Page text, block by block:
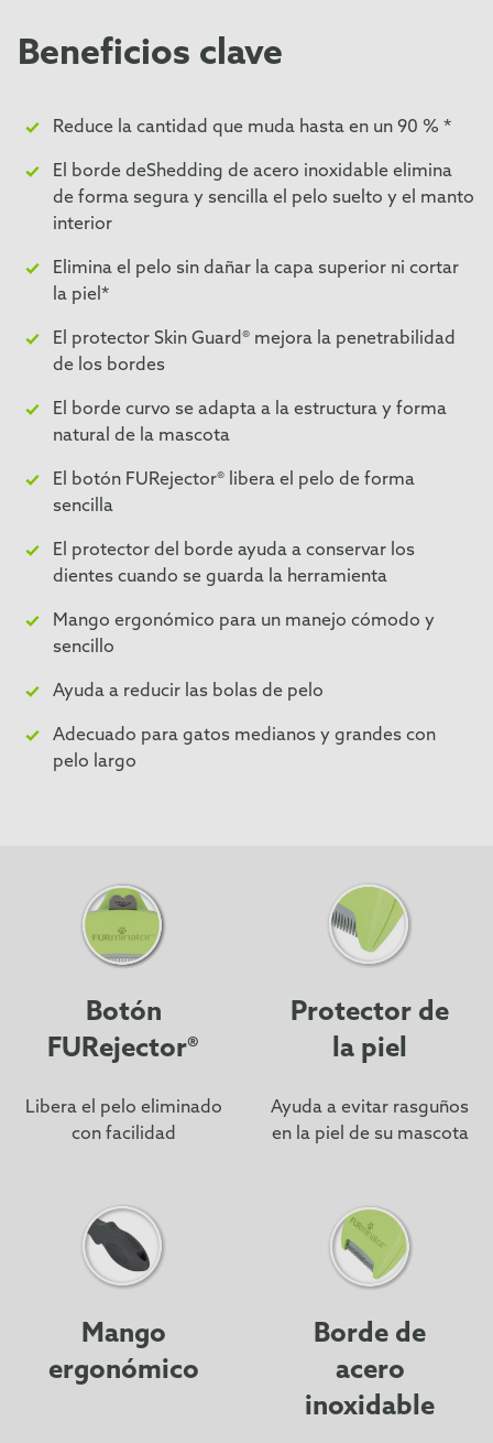
Beneficios clave
Reduce la cantidad que muda hasta en un 90 % *
El borde deShedding de acero inoxidable elimina
de forma segura y sencilla el pelo suelto y el manto
interior
Elimina el pelo sin dañar la capa superior ni cortar
la piel*
El protector Skin Guard® mejora la penetrabilidad
de los bordes
El borde curvo se adapta a la estructura y forma
natural de la mascota
El botón FURejector® libera el pelo de forma
sencilla
El protector del borde ayuda a conservar los
dientes cuando se guarda la herramienta
Mango ergonómico para un manejo cómodo y
sencillo
Ayuda a reducir las bolas de pelo
Adecuado para gatos medianos y grandes con
pelo largo
Botón
FURejector®
Libera el pelo eliminado
con facilidad
Protector de
la piel
Ayuda a evitar rasguños
en la piel de su mascota
Mango
ergonómico
Borde de
acero
inoxidable